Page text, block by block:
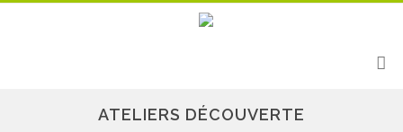
ATELIERS DÉCOUVERTE